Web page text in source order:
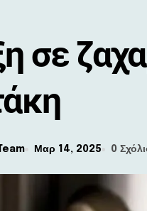
σε
Μαρ 14, 2025 0